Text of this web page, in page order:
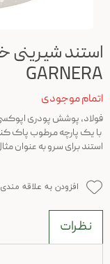
استند شیرینی
GARNERA
اتمام موجودی
فولاد، پوشش پودری
با یک پارچه مرطوب پاک
استند برای سرو به عنوان
افزودن به علاقه
نظرات